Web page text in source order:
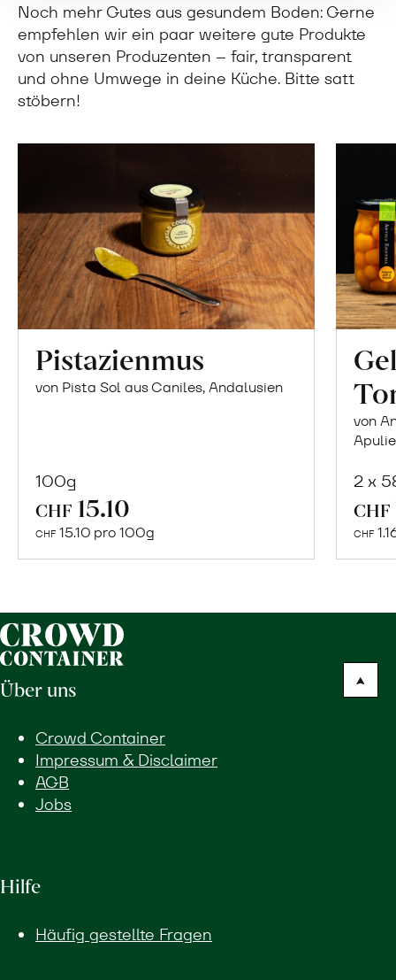
Noch mehr Gutes aus gesundem Boden: Gerne
empfehlen wir ein paar weitere gute Produkte
von unseren Produzenten – fair, transparent
und ohne Umwege in deine Küche. Bitte satt
stöbern!
Pistazienmus
von Pista Sol aus Caniles, Andalusien
100g
CHF 15.10
CHF 15.10 pro 100gWarenkorb
von
2 x
CHF
CHF
Über uns
Crowd Container
Impressum & Disclaimer
AGB
Jobs
Hilfe
Häufig gestellte Fragen